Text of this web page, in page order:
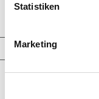
Statistiken
Marketing
Clear Crystals
Information